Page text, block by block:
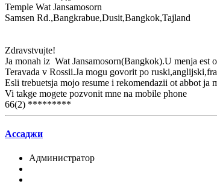
Temple Wat Jansamosorn
Samsen Rd.,Bangkrabue,Dusit,Bangkok,Tajland
Zdravstvujte!
Ja monah iz Wat Jansamosorn(Bangkok).U menja est
Teravada v Rossii.Ja mogu govorit po
Esli trebuetsja mojo resume i rekomendazii ot abbot ja
Vi takge mogete pozvonit mne na mobile phone
66(2) *********
Ассаджи
Администратор